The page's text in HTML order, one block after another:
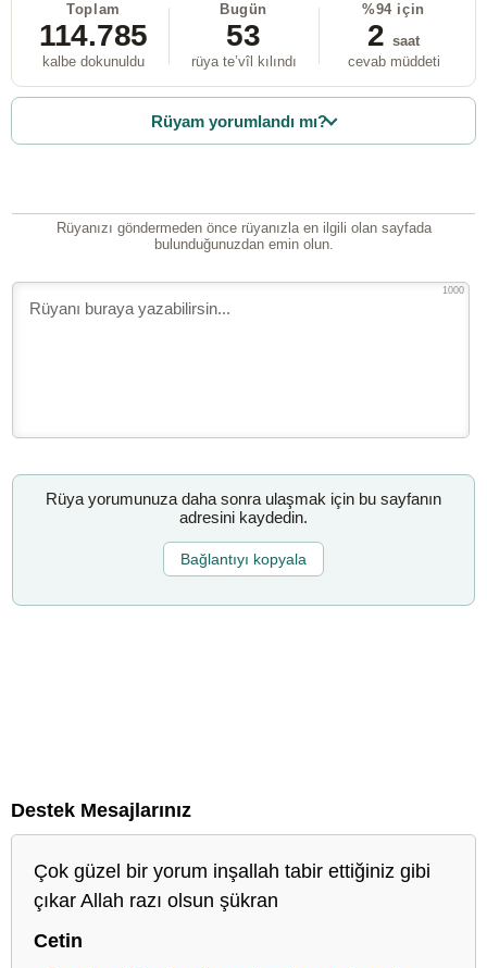
Toplam
114.785
kalbe dokunuldu
Bugün
53
rüya te’vîl kılındı
%94 için
2 saat
cevab müddeti
Rüyam yorumlandı mı?
Rüyanızı göndermeden önce rüyanızla en ilgili olan sayfada
bulunduğunuzdan emin olun.
1000
Rüya yorumunuza daha sonra ulaşmak için bu sayfanın
adresini kaydedin.
Bağlantıyı kopyala
Destek Mesajlarınız
Çok güzel bir yorum inşallah tabir ettiğiniz gibi
çıkar Allah razı olsun şükran
Cetin